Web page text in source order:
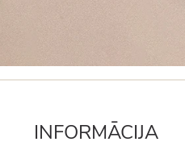
INFORMĀCIJA